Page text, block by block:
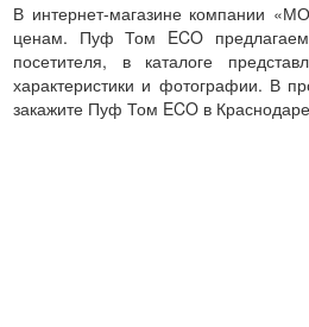
В интернет-магазине компании
ценам. Пуф Том ECO
посетителя, в каталоге
характеристики и фотографии. В
закажите Пуф Том ECO в